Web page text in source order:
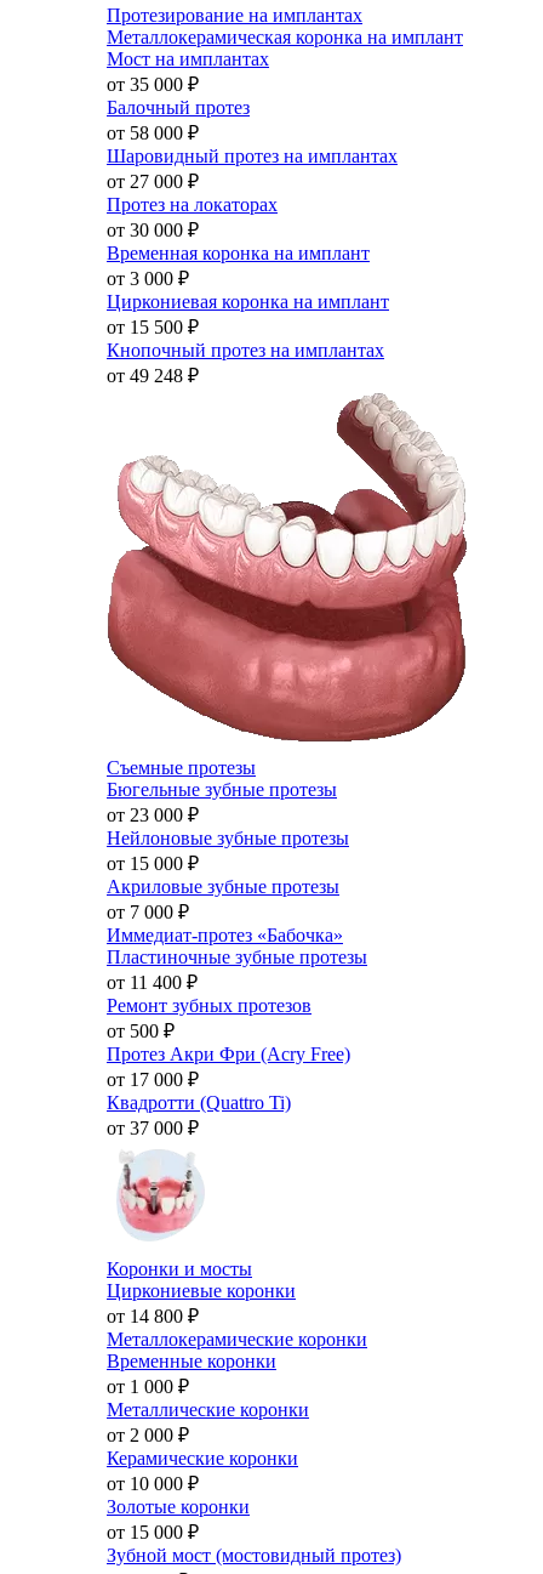
Протезирование на имплантах
Металлокерамическая коронка на имплант
Мост на имплантах
от 35 000 ₽
Балочный протез
от 58 000 ₽
Шаровидный протез на имплантах
от 27 000 ₽
Протез на локаторах
от 30 000 ₽
Временная коронка на имплант
от 3 000 ₽
Циркониевая коронка на имплант
от 15 500 ₽
Кнопочный протез на имплантах
от 49 248 ₽
Съемные протезы
Бюгельные зубные протезы
от 23 000 ₽
Нейлоновые зубные протезы
от 15 000 ₽
Акриловые зубные протезы
от 7 000 ₽
Иммедиат-протез «Бабочка»
Пластиночные зубные протезы
от 11 400 ₽
Ремонт зубных протезов
от 500 ₽
Протез Акри Фри (Acry Free)
от 17 000 ₽
Квадротти (Quattro Ti)
от 37 000 ₽
Коронки и мосты
Циркониевые коронки
от 14 800 ₽
Металлокерамические коронки
Временные коронки
от 1 000 ₽
Металлические коронки
от 2 000 ₽
Керамические коронки
от 10 000 ₽
Золотые коронки
от 15 000 ₽
Зубной мост (мостовидный протез)